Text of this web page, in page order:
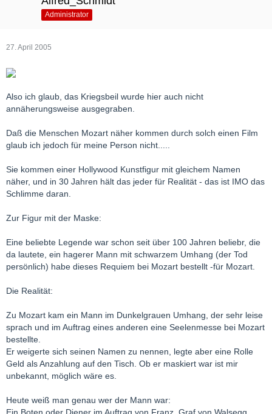
Administrator
27. April 2005
Also ich glaub, das Kriegsbeil wurde hier auch nicht
annäherungsweise ausgegraben.
Daß die Menschen Mozart näher kommen durch solch einen Film
glaub ich jedoch für meine Person nicht.....
Sie kommen einer Hollywood Kunstfigur mit gleichem Namen
näher, und in 30 Jahren hält das jeder für Realität - das ist IMO das
Schlimme daran.
Zur Figur mit der Maske:
Eine beliebte Legende war schon seit über 100 Jahren beliebr, die
da lautete, ein hagerer Mann mit schwarzem Umhang (der Tod
persönlich) habe dieses Requiem bei Mozart bestellt -für Mozart.
Die Realität:
Zu Mozart kam ein Mann im Dunkelgrauen Umhang, der sehr leise
sprach und im Auftrag eines anderen eine Seelenmesse bei Mozart
bestellte.
Er weigerte sich seinen Namen zu nennen, legte aber eine Rolle
Geld als Anzahlung auf den Tisch. Ob er maskiert war ist mir
unbekannt, möglich wäre es.
Heute weiß man genau wer der Mann war: